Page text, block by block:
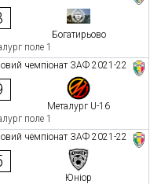
Богатирьово
поле 1
чемпіонат ЗАФ 2021-22
Металург U-16
поле 1
чемпіонат ЗАФ 2021-22
Юніор